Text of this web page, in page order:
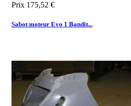
Prix 175,52 €
Sabot moteur Evo 1 Bandit...